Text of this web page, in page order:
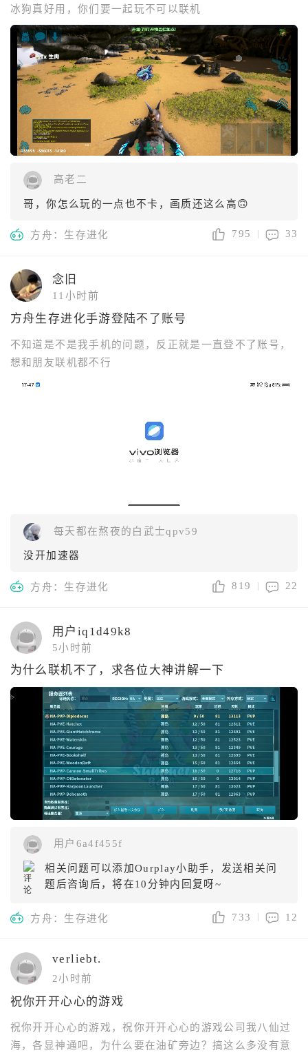
冰狗真好用，你们要一起玩不可以联机
高老二
哥，你怎么玩的一点也不卡，画质还这么高🙃
方舟：生存进化 795 33
念旧
11小时前
方舟生存进化手游登陆不了账号
不知道是不是我手机的问题，反正就是一直登不了账号，
想和朋友联机都不行
每天都在熬夜的白武士qpv59
没开加速器
方舟：生存进化 819 22
用户iq1d49k8
5小时前
为什么联机不了，求各位大神讲解一下
用户6a4f455f
相关问题可以添加Ourplay小助手，发送相关问
题后咨询后，将在10分钟内回复呀~
方舟：生存进化 733 12
verliebt.
2小时前
祝你开开心心的游戏
祝你开开心心的游戏，祝你开开心心的游戏公司我八仙过
海，各显神通吧，为什么要在油矿旁边？搞这么多没有意